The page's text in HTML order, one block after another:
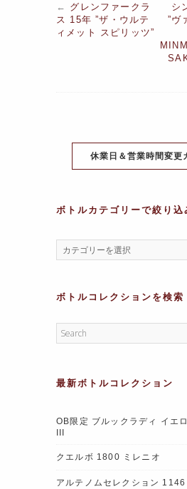
c
e
itt
er
er
e
e
← グレンファークラ
ス 15年 ”ザ・ウルテ
ィメット スピリッツ”
シ
”ヴ
休業日＆営業時間変更
ボトルカテゴリーで絞り込
ボトルコレクションを検索
最新ボトルコレクション
OB限定 ブルックラディ イエ
クエルボ 1800 ミレニオ
アルテノムセレクション